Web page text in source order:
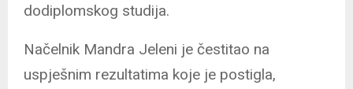
dodiplomskog studija.
Načelnik Mandra Jeleni je čestitao na
uspješnim rezultatima koje je postigla,